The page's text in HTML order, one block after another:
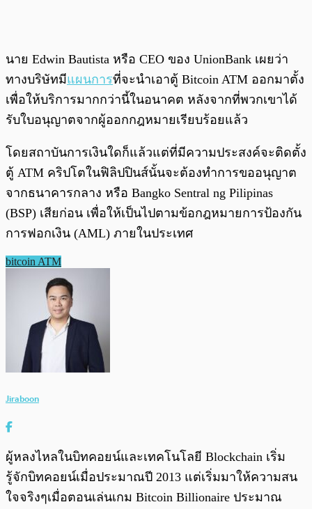
นาย Edwin Bautista หรือ CEO ของ UnionBank เผยว่า
ทางบริษัทมีแผนการที่จะนำเอาตู้ Bitcoin ATM ออกมาตั้ง
เพื่อให้บริการมากกว่านี้ในอนาคต หลังจากที่พวกเขาได้
รับใบอนุญาตจากผู้ออกกฎหมายเรียบร้อยแล้ว
โดยสถาบันการเงินใดก็แล้วแต่ที่มีความประสงค์จะติดตั้ง
ตู้ ATM คริปโตในฟิลิปปินส์นั้นจะต้องทำการขออนุญาต
จากธนาคารกลาง หรือ Bangko Sentral ng Pilipinas
(BSP) เสียก่อน เพื่อให้เป็นไปตามข้อกฎหมายการป้องกัน
การฟอกเงิน (AML) ภายในประเทศ
bitcoin ATM
Jiraboon
ผู้หลงไหลในบิทคอยน์และเทคโนโลยี Blockchain เริ่ม
รู้จักบิทคอยน์เมื่อประมาณปี 2013 แต่เริ่มมาให้ความสน
ใจจริงๆเมื่อตอนเล่นเกม Bitcoin Billionaire ประมาณ